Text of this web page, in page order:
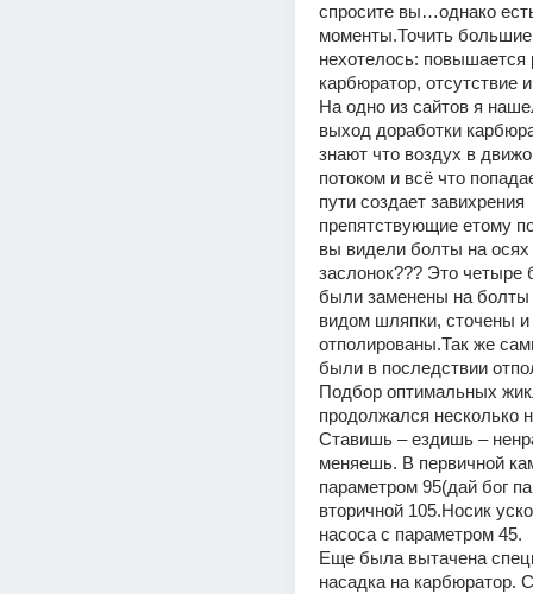
спросите вы…однако
моменты.Точить
нехотелось: повышается
карбюратор, отсутствие
На одно из сайтов я
выход доработки
знают что воздух в
потоком и всё что
пути создает завихрения
препятствующие етому
вы видели болты на
заслонок??? Это
были заменены на болты
видом шляпки, сточены и
отполированы.Так же
были в последствии
Подбор оптимальных
продолжался несколько
Ставишь – ездишь –
меняешь. В первичной
параметром 95(дай бог
вторичной 105.Носик
насоса с параметром 45.
Еще была вытачена
насадка на карбюратор.